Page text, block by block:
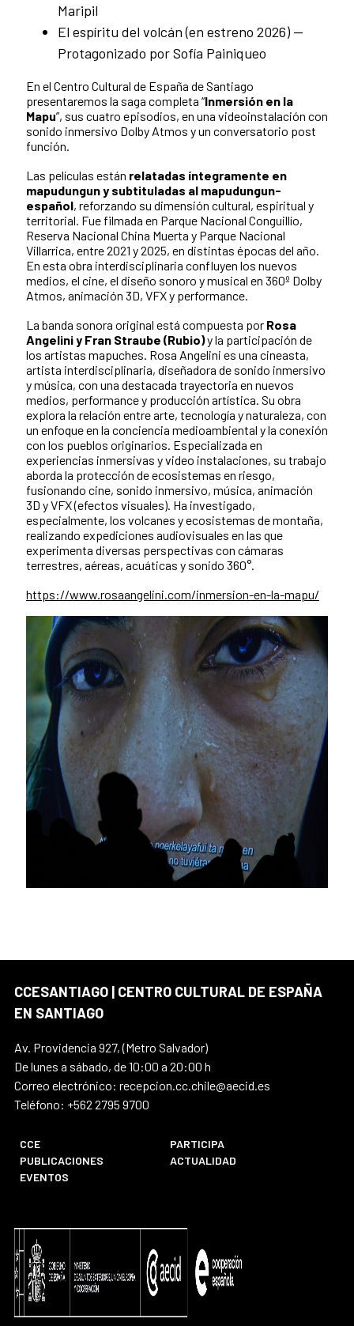
Maripil
El espíritu del volcán (en estreno 2026) —
Protagonizado por Sofía Painiqueo
En el Centro Cultural de España de Santiago
presentaremos la saga completa “Inmersión en la
Mapu”, sus cuatro episodios, en una videoinstalación con
sonido inmersivo Dolby Atmos y un conversatorio post
función.
Las películas están relatadas íntegramente en
mapudungun y subtituladas al mapudungun-
español, reforzando su dimensión cultural, espiritual y
territorial. Fue filmada en Parque Nacional Conguillío,
Reserva Nacional China Muerta y Parque Nacional
Villarrica, entre 2021 y 2025, en distintas épocas del año.
En esta obra interdisciplinaria confluyen los nuevos
medios, el cine, el diseño sonoro y musical en 360º Dolby
Atmos, animación 3D, VFX y performance.
La banda sonora original está compuesta por Rosa
Angelini y Fran Straube (Rubio)y la participación de
los artistas mapuches. Rosa Angelini es una cineasta,
artista interdisciplinaria, diseñadora de sonido inmersivo
y música, con una destacada trayectoria en nuevos
medios, performance y producción artística. Su obra
explora la relación entre arte, tecnología y naturaleza, con
un enfoque en la conciencia medioambiental y la conexión
con los pueblos originarios. Especializada en
experiencias inmersivas y video instalaciones, su trabajo
aborda la protección de ecosistemas en riesgo,
fusionando cine, sonido inmersivo, música, animación
3D y VFX (efectos visuales). Ha investigado,
especialmente, los volcanes y ecosistemas de montaña,
realizando expediciones audiovisuales en las que
experimenta diversas perspectivas con cámaras
terrestres, aéreas, acuáticas y sonido 360°.
https://www.rosaangelini.com/inmersion-en-la-mapu/
CCESANTIAGO | CENTRO CULTURAL DE ESPAÑA
EN SANTIAGO
Av. Providencia 927, (Metro Salvador)
De lunes a sábado, de 10:00 a 20:00 h
Correo electrónico: recepcion.cc.chile@aecid.es
Teléfono: +562 2795 9700
CCE
PARTICIPA
PUBLICACIONES
ACTUALIDAD
EVENTOS